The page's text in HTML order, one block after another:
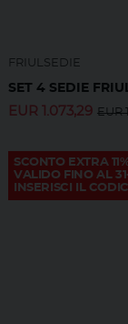
FRIULSEDIE
SET 4 SEDIE
EUR 1.073,29 EUR
SCONTO EXTRA
VALIDO FINO AL
INSERISCI IL